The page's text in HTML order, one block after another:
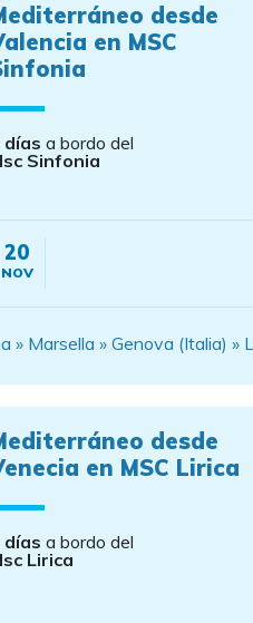
desde
en MSC
días a bordo del
Sinfonia
20
NOV
» Marsella » Genova (Italia) »
desde
en MSC Lirica
días a bordo del
Lirica